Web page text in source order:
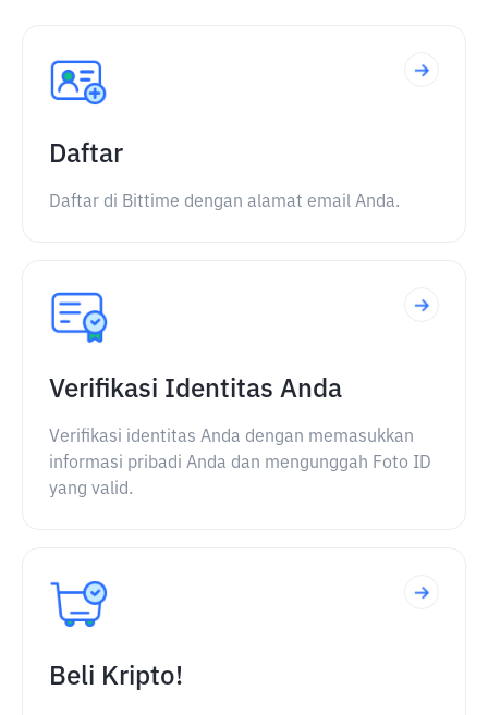
Daftar
Daftar di Bittime dengan alamat email Anda.
Verifikasi Identitas Anda
Verifikasi identitas Anda dengan memasukkan
informasi pribadi Anda dan mengunggah Foto ID
yang valid.
Beli Kripto!